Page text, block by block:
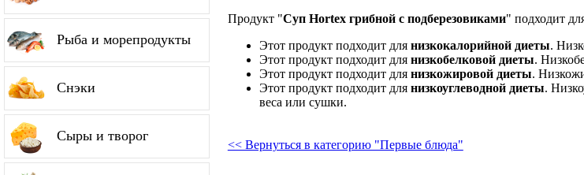
Рыба и морепродукты
Снэки
Сыры и творог
Продукт "Суп Hortex грибной с подберезовиками" подходит
Этот продукт подходит для низкокалорийной диеты.
Этот продукт подходит для низкобелковой диеты.
Этот продукт подходит для низкожировой диеты.
Этот продукт подходит для низкоуглеводной диеты.
веса или сушки.
<< Вернуться в категорию "Первые блюда"